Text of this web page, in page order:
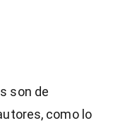
son de
como lo